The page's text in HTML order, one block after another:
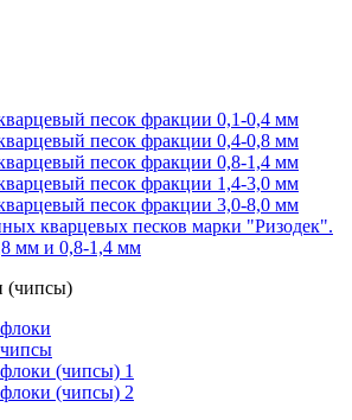
песок фракции 0,1-0,4 мм
песок фракции 0,4-0,8 мм
песок фракции 0,8-1,4 мм
песок фракции 1,4-3,0 мм
песок фракции 3,0-8,0 мм
кварцевых песков марки "Ризодек".
мм и 0,8-1,4 мм
(чипсы)
(чипсы) 1
(чипсы) 2